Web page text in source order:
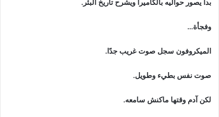
بدأ يصور حواليه بالكاميرا ويشرح تاريخ البئر.
وفجأة…
الميكروفون سجل صوت غريب جدًا.
صوت نفس بطيء وطويل.
لكن آدم وقتها ماكنش سامعه.